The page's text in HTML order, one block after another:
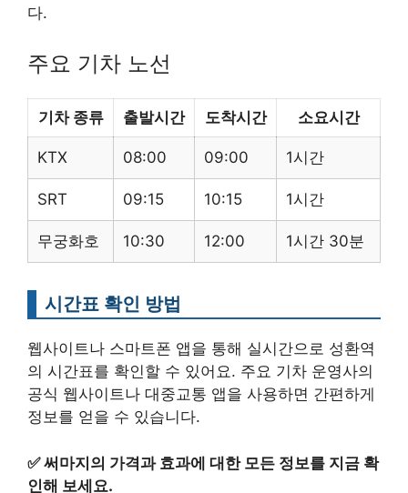
다.
주요 기차 노선
기차 종류 출발시간 도착시간 소요시간
KTX 08:00 09:00 1시간
SRT 09:15 10:15 1시간
무궁화호 10:30 12:00 1시간 30분
시간표 확인 방법
웹사이트나 스마트폰 앱을 통해 실시간으로 성환역
의 시간표를 확인할 수 있어요. 주요 기차 운영사의
공식 웹사이트나 대중교통 앱을 사용하면 간편하게
정보를 얻을 수 있습니다.
✅써마지의 가격과 효과에 대한 모든 정보를 지금 확
인해 보세요.